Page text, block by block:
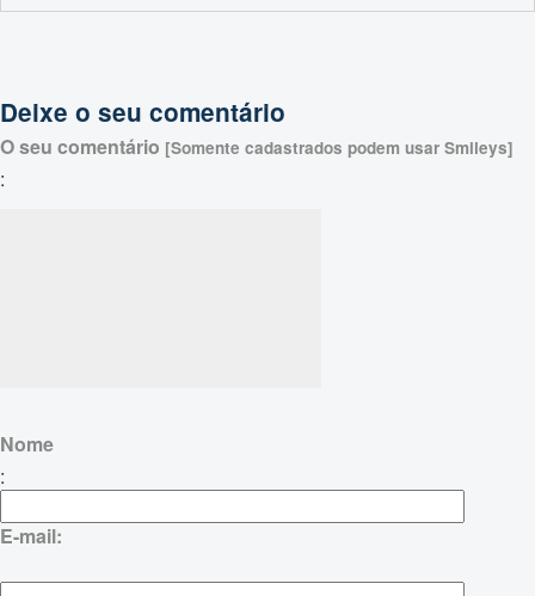
Deixe o seu comentário
O seu comentário [Somente cadastrados podem usar Smileys]
:
Nome
:
E-mail: